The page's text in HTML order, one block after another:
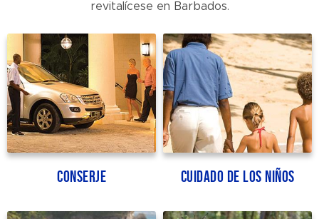
revitalícese en Barbados.
Conserje Cuidado de los niños